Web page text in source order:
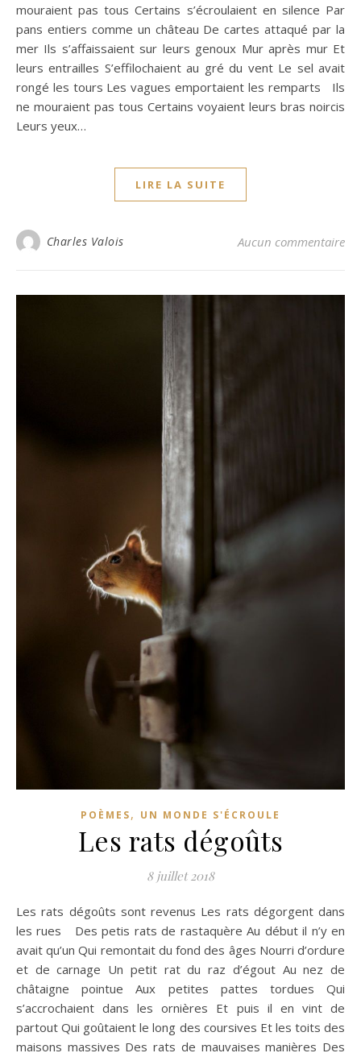
mouraient pas tous Certains s’écroulaient en silence Par
pans entiers comme un château De cartes attaqué par la
mer Ils s’affaissaient sur leurs genoux Mur après mur Et
leurs entrailles S’effilochaient au gré du vent Le sel avait
rongé les tours Les vagues emportaient les remparts Ils
ne mouraient pas tous Certains voyaient leurs bras noircis
Leurs yeux…
LIRE LA SUITE
Charles Valois Aucun commentaire
POÈMES, UN MONDE S'ÉCROULE
Les rats dégoûts
8 juillet 2018
Les rats dégoûts sont revenus Les rats dégorgent dans
les rues Des petis rats de rastaquère Au début il n’y en
avait qu’un Qui remontait du fond des âges Nourri d’ordure
et de carnage Un petit rat du raz d’égout Au nez de
châtaigne pointue Aux petites pattes tordues Qui
s’accrochaient dans les ornières Et puis il en vint de
partout Qui goûtaient le long des coursives Et les toits des
maisons massives Des rats de mauvaises manières Des